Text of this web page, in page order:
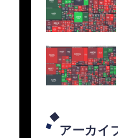
アーカイ